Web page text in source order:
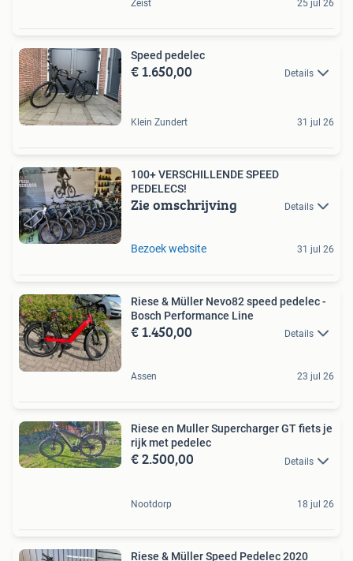
Zeist 25 jul 26
Speed pedelec
€ 1.650,00 Details
Klein Zundert 31 jul 26
100+ VERSCHILLENDE SPEED
PEDELECS!
Zie omschrijving Details
Bezoek website 31 jul 26
Riese & Müller Nevo82 speed pedelec -
Bosch Performance Line
€ 1.450,00 Details
Assen 23 jul 26
Riese en Muller Supercharger GT fiets je
rijk met pedelec
€ 2.500,00 Details
Nootdorp 18 jul 26
Riese & Müller Speed Pedelec 2020